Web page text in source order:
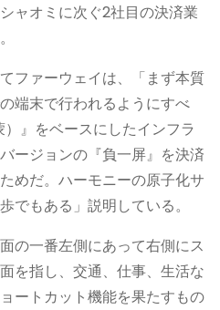
ャオミに次ぐ2社目の決済業
ファーウェイは、「まず本質
端末で行われるようにすべ
』をベースにしたインフラ
ージョンの『負一屏』を決済
めだ。ハーモニーの原子化サ
でもある」説明している。
の一番左側にあって右側にス
を指し、交通、仕事、生活な
ートカット機能を果たすもの